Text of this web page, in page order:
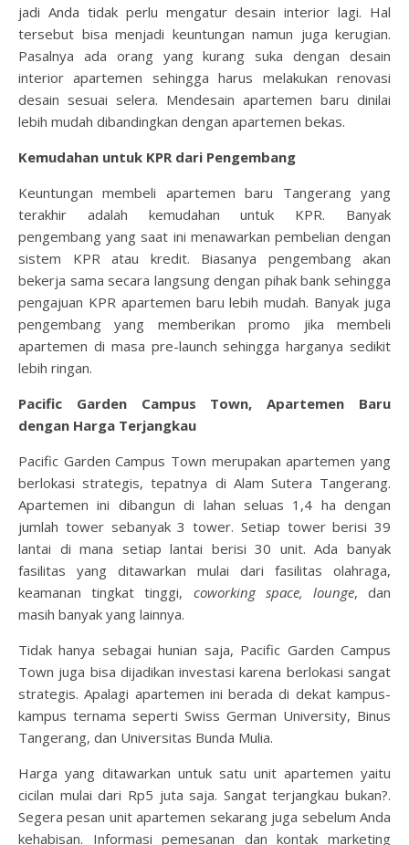
jadi Anda tidak perlu mengatur desain interior lagi. Hal
tersebut bisa menjadi keuntungan namun juga kerugian.
Pasalnya ada orang yang kurang suka dengan desain
interior apartemen sehingga harus melakukan renovasi
desain sesuai selera. Mendesain apartemen baru dinilai
lebih mudah dibandingkan dengan apartemen bekas.
Kemudahan untuk KPR dari Pengembang
Keuntungan membeli apartemen baru Tangerangyang
terakhir adalah kemudahan untuk KPR. Banyak
pengembang yang saat ini menawarkan pembelian dengan
sistem KPR atau kredit. Biasanya pengembang akan
bekerja sama secara langsung dengan pihak bank sehingga
pengajuan KPR apartemen baru lebih mudah. Banyak juga
pengembang yang memberikan promo jika membeli
apartemen di masa pre-launch sehingga harganya sedikit
lebih ringan.
Pacific Garden Campus Town, Apartemen Baru
dengan Harga Terjangkau
Pacific Garden Campus Town merupakan apartemen yang
berlokasi strategis, tepatnya di Alam Sutera Tangerang.
Apartemen ini dibangun di lahan seluas 1,4 ha dengan
jumlah tower sebanyak 3 tower. Setiap tower berisi 39
lantai di mana setiap lantai berisi 30 unit. Ada banyak
fasilitas yang ditawarkan mulai dari fasilitas olahraga,
keamanan tingkat tinggi, coworking space, lounge, dan
masih banyak yang lainnya.
Tidak hanya sebagai hunian saja, Pacific Garden Campus
Town juga bisa dijadikan investasi karena berlokasi sangat
strategis. Apalagi apartemen ini berada di dekat kampus-
kampus ternama seperti Swiss German University, Binus
Tangerang, dan Universitas Bunda Mulia.
Harga yang ditawarkan untuk satu unit apartemen yaitu
cicilan mulai dari Rp5 juta saja. Sangat terjangkau bukan?.
Segera pesan unit apartemen sekarang juga sebelum Anda
kehabisan. Informasi pemesanan dan kontak marketing